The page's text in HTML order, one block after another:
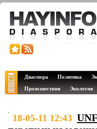
Диаспора Политика
Происшествия
Экология
18-05-11 12:43